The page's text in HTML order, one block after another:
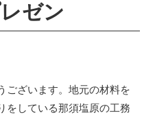
ゼン
ございます。地元の材料を
をしている那須塩原の工務